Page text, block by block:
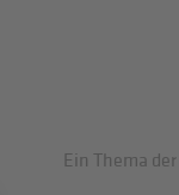
Ein Thema der